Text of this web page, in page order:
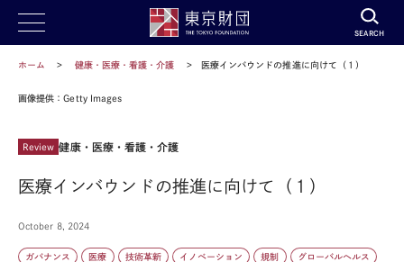
SEARCH
ホーム 健康・医療・看護・介護 医療インバウンドの推進に向けて（１）
画像提供：Getty Images
Review 健康・医療・看護・介護
医療インバウンドの推進に向けて（１）
October 8, 2024
ガバナンス 医療 技術革新 イノベーション 規制 グローバルヘルス